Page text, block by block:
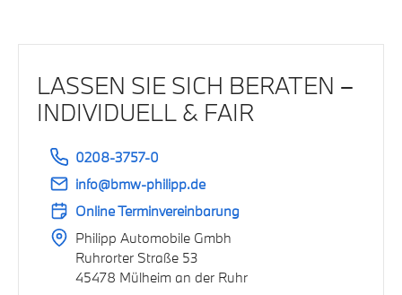
LASSEN SIE SICH BERATEN –
INDIVIDUELL & FAIR
0208-3757-0
info@bmw-philipp.de
Online Terminvereinbarung
Philipp Automobile Gmbh
Ruhrorter Straße 53
45478 Mülheim an der Ruhr